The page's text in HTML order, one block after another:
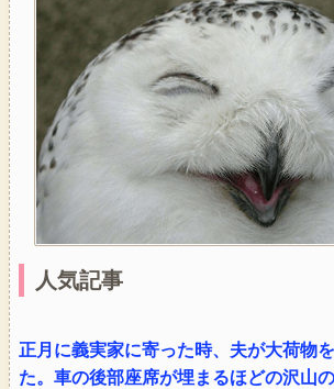
人気記事
正月に義実家に寄った時、夫が大荷物
た。車の後部座席が埋まるほどの沢山